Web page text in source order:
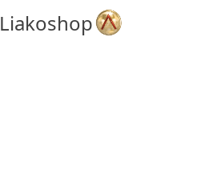
Liakoshop